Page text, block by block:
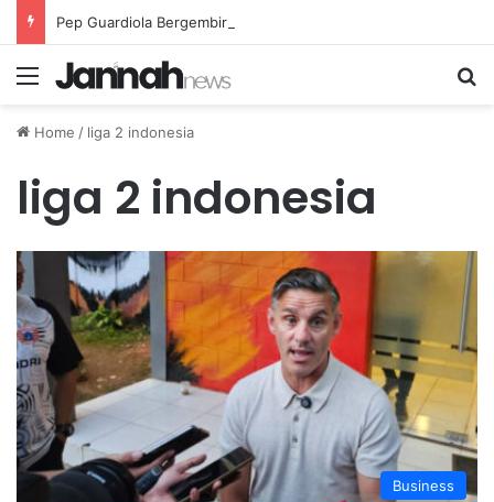
Menu
Home / liga 2 indonesia
liga 2 indonesia
Business